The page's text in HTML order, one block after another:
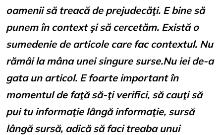
oamenii să treacă de prejudecăţi. E bine să
punem în context şi să cercetăm. Există o
sumedenie de articole care fac contextul. Nu
rămâi la mâna unei singure surse.Nu iei de-a
gata un articol. E foarte important în
momentul de faţă să-ţi verifici, să cauţi să
pui tu informaţie lângă informaţie, sursă
lângă sursă, adică să faci treaba unui